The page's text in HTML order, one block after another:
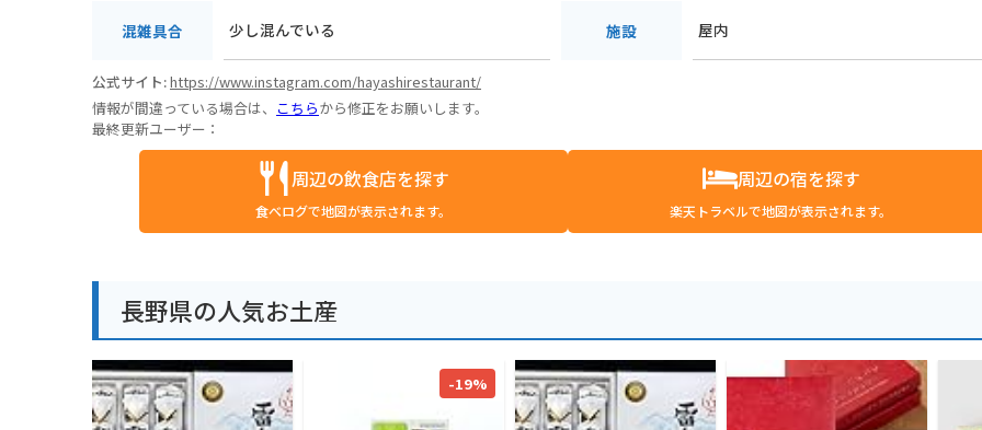
混雑具合 少し混んでいる 施設 屋内
公式サイト:https://www.instagram.com/hayashirestaurant/
情報が間違っている場合は、 こちらから修正をお願いします。
最終更新ユーザー：
周辺の飲食店を探す
食べログで地図が表示されます。
周辺の宿を探す
楽天トラベルで地図が表示されます。
長野県の人気お土産
-19%